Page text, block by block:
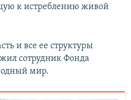
к истреблению живой
и все ее структуры
сотрудник Фонда
мир.